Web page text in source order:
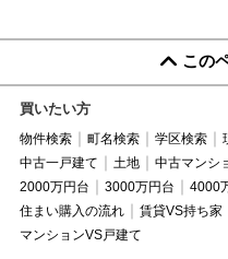
この
買いたい方
物件検索 町名検索 学区検索
中古一戸建て
土地 中古マンシ
2000万円台
3000万円台 4000
住まい購入の流れ
賃貸VS持ち家
マンションVS戸建て